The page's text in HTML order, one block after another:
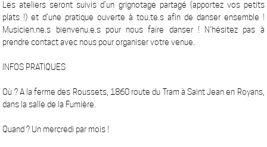
Les ateliers seront suivis d’un grignotage partagé (apportez vos petits
plats !) et d’une pratique ouverte à tou.te.s afin de danser ensemble !
Musicien.ne.s bienvenu.e.s pour nous faire danser ! N'hésitez pas à
prendre contact avec nous pour organiser votre venue.
INFOS PRATIQUES
Où ? A la ferme des Roussets, 1860 route du Tram à Saint Jean en Royans,
dans la salle de la Fumière.
Quand ? Un mercredi par mois !